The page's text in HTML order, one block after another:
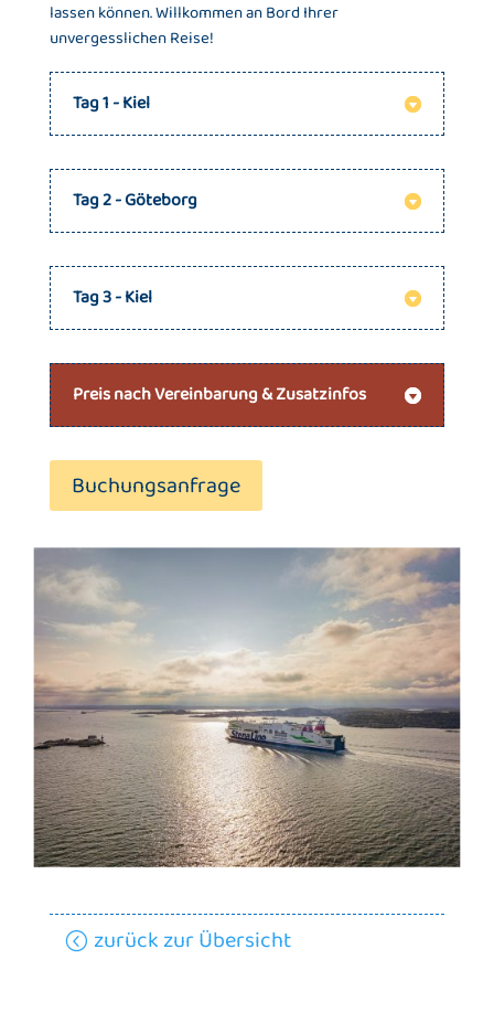
lassen können. Willkommen an Bord Ihrer
unvergesslichen Reise!
Tag 1 - Kiel
Tag 2 - Göteborg
Tag 3 - Kiel
Preis nach Vereinbarung & Zusatzinfos
Buchungsanfrage
zurück zur Übersicht